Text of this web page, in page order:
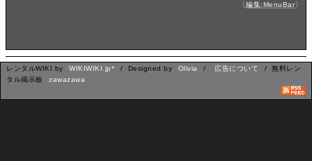
〔編集:MenuBar
レンタルWIKI by WIKIWIKI.jp* / Designed by Olivia / 広告について
/ 無料レン
タル掲示板
zawazawa